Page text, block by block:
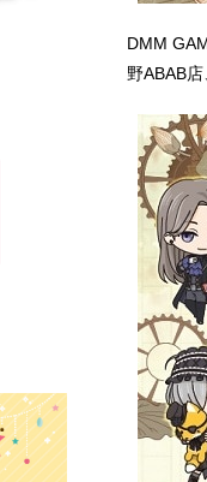
DMM
野ABAB